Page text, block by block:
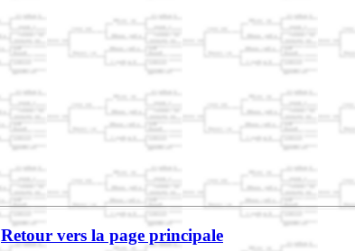
Retour vers la page principale